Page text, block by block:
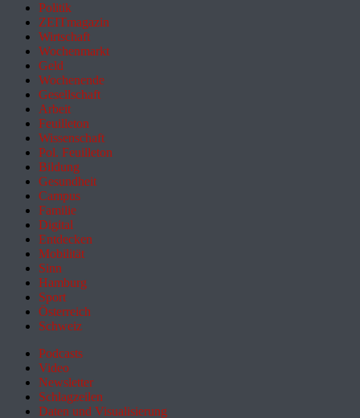
Politik
ZEITmagazin
Wirtschaft
Wochenmarkt
Geld
Wochenende
Gesellschaft
Arbeit
Feuilleton
Wissenschaft
Pol. Feuilleton
Bildung
Gesundheit
Campus
Familie
Digital
Entdecken
Mobilität
Sinn
Hamburg
Sport
Österreich
Schweiz
Podcasts
Video
Newsletter
Schlagzeilen
Daten und Visualisierung